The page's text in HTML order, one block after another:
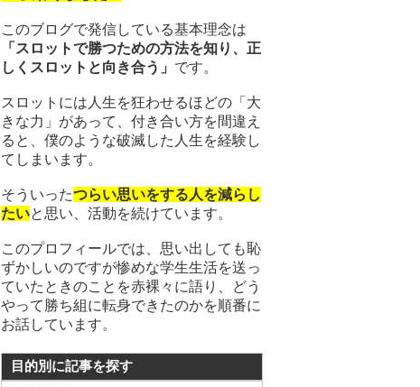
このブログで発信している基本理念は
「スロットで勝つための方法を知り、正
しくスロットと向き合う」 です。
スロットには人生を狂わせるほどの「大
きな力」があって、付き合い方を間違え
ると、僕のような破滅した人生を経験し
てしまいます。
そういったつらい思いをする人を減らし
たいと思い、活動を続けています。
このプロフィールでは、思い出しても恥
ずかしいのですが惨めな学生生活を送っ
ていたときのことを赤裸々に語り、どう
やって勝ち組に転身できたのかを順番に
お話しています。
目的別に記事を探す